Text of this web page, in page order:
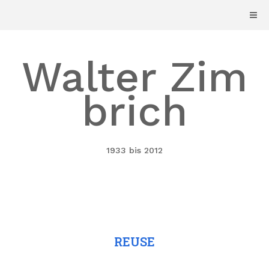
Walter Zim
brich
1933 bis 2012
REUSE